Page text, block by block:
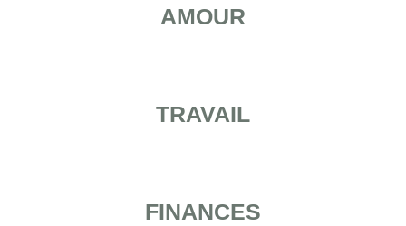
AMOUR
TRAVAIL
FINANCES